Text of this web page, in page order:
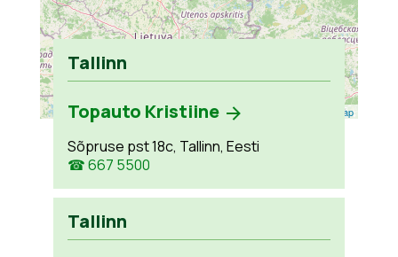
Leaflet OpenStreetMap
Tallinn
Topauto Kristiine
Sõpruse pst 18c, Tallinn, Eesti
☎ 667 5500
Tallinn